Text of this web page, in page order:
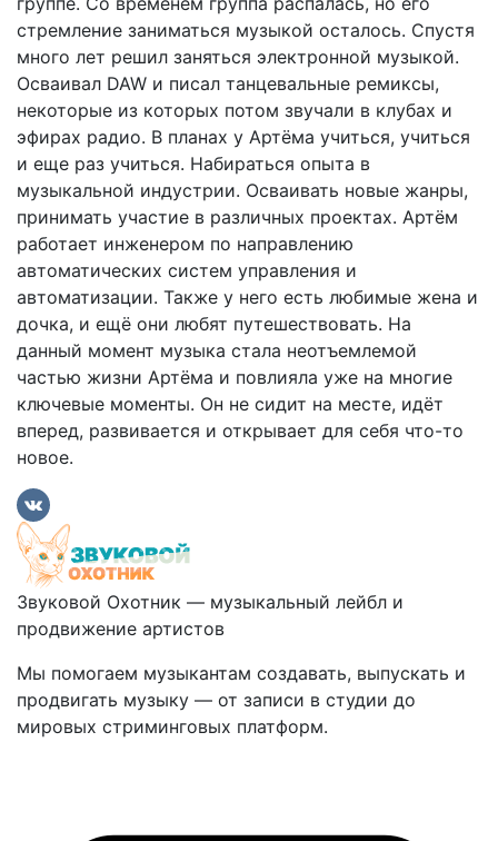
стремление заниматься музыкой осталось. Спустя
много лет решил заняться электронной музыкой.
Осваивал DAW и писал танцевальные ремиксы,
некоторые из которых потом звучали в клубах и
эфирах радио. В планах у Артёма учиться, учиться
и еще раз учиться. Набираться опыта в
музыкальной индустрии. Осваивать новые жанры,
принимать участие в различных проектах. Артём
работает инженером по направлению
автоматических систем управления и
автоматизации. Также у него есть любимые жена и
дочка, и ещё они любят путешествовать. На
данный момент музыка стала неотъемлемой
частью жизни Артёма и повлияла уже на многие
ключевые моменты. Он не сидит на месте, идёт
вперед, развивается и открывает для себя что-то
новое.
Звуковой Охотник — музыкальный лейбл и
продвижение артистов
Мы помогаем музыкантам создавать, выпускать и
продвигать музыку — от записи в студии до
мировых стриминговых платформ.